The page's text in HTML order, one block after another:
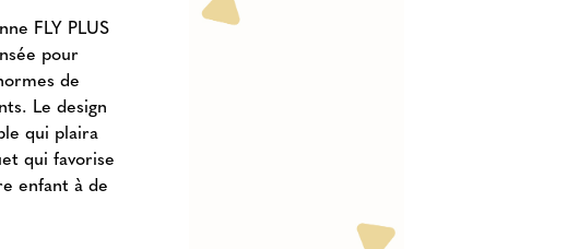
FLY PLUS
pour
de
Le design
qui plaira
qui favorise
enfant à de